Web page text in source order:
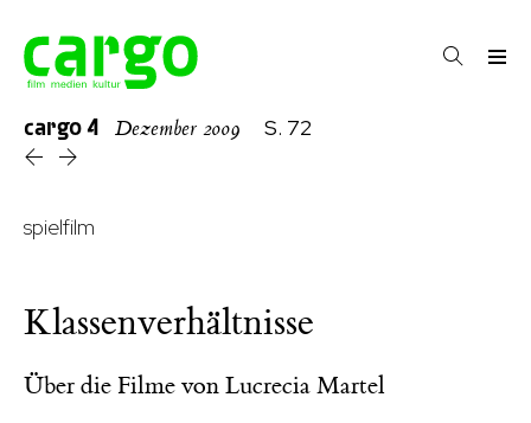
cargo4 Dezember 2009 S. 72
spielfilm
Klassenverhältnisse
Über die Filme von Lucrecia Martel